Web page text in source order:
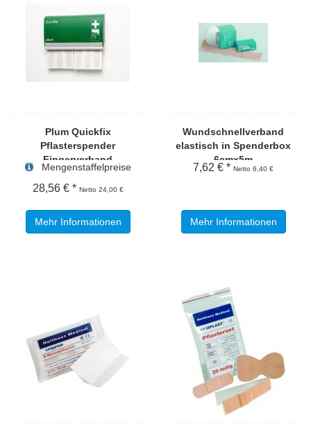
Plum Quickfix
Pflasterspender
Fingerverband
Mengenstaffelpreise
28,56 € * Netto 24,00 €
Mehr Informationen
Wundschnellverband
elastisch in Spenderbox
6cmx5m
7,62 € * Netto 6,40 €
Mehr Informationen